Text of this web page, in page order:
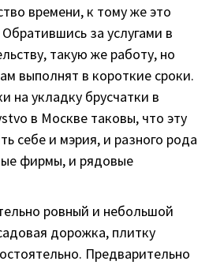
времени, к тому же это
за услугами в
такую же работу, но
выполнят в короткие сроки.
на укладку брусчатки в
в Москве таковы, что эту
себе и мэрия, и разного рода
фирмы, и рядовые
ровный и небольшой
дорожка, плитку
Предварительно